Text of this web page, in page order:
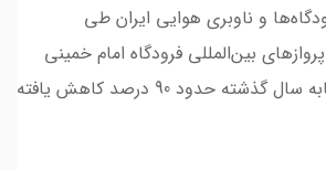
و ناوبری هوایی ایران طی
بین‌المللی فرودگاه امام خمینی
(ره) نسبت به ماه مشابه سال گذشته حدود 90 درصد کاهش یافته